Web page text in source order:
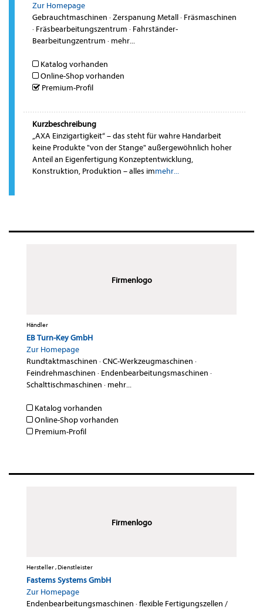
Zur Homepage
Gebrauchtmaschinen ·Zerspanung Metall· Fräsmaschinen
· Fräsbearbeitungszentrum · Fahrständer-
Bearbeitungzentrum · mehr...
Katalog vorhanden
Online-Shop vorhanden
Premium-Profil
Kurzbeschreibung
„AXA Einzigartigkeit“ – das steht für wahre Handarbeit
keine Produkte "von der Stange" außergewöhnlich hoher
Anteil an Eigenfertigung Konzeptentwicklung,
Konstruktion, Produktion – alles immehr...
Firmenlogo
Händler
EB Turn-Key GmbH
Zur Homepage
Rundtaktmaschinen ·CNC-Werkzeugmaschinen ·
Feindrehmaschinen · Endenbearbeitungsmaschinen ·
Schalttischmaschinen · mehr...
Katalog vorhanden
Online-Shop vorhanden
Premium-Profil
Firmenlogo
Hersteller , Dienstleister
Fastems Systems GmbH
Zur Homepage
Endenbearbeitungsmaschinen ·flexible Fertigungszellen /